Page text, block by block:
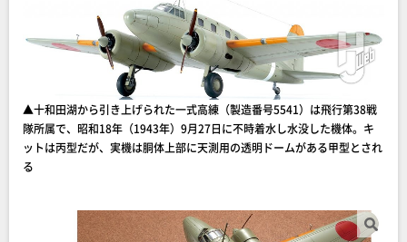
▲十和田湖から引き上げられた一式高練（製造番号5541）は飛行第38戦
隊所属で、昭和18年（1943年）9月27日に不時着水し水没した機体。キ
ットは丙型だが、実機は胴体上部に天測用の透明ドームがある甲型とされ
る